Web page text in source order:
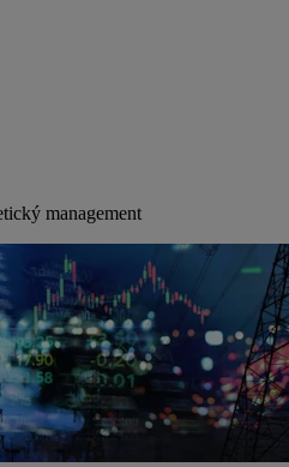
management